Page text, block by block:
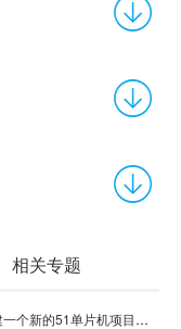
相关专题
Keil5怎么创建一个新的51单片机项目-Keil5创建一个新的51单片机项目的方法